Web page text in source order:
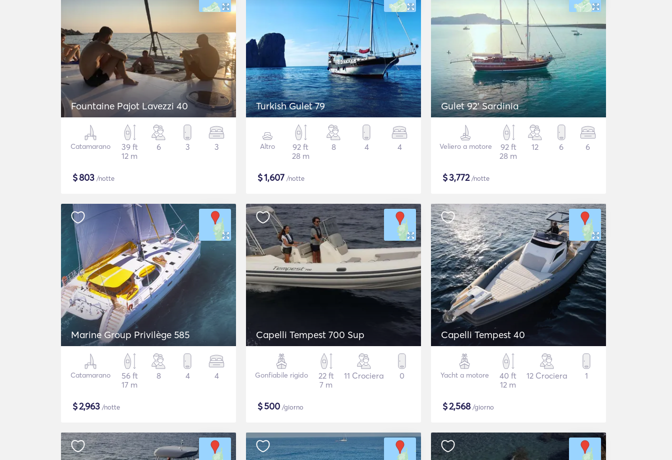
Fountaine Pajot Lavezzi 40
Catamarano
39 ft
12 m
6 3 3
$803 /notte
Turkish Gulet 79
Altro
92 ft
28 m
8 4 4
$1,607 /notte
Gulet 92' Sardinia
Veliero a motore
92 ft
28 m
12 6 6
$3,772/notte
Marine Group Privilège 585
Catamarano
56 ft
17 m
8 4 4
$2,963 /notte
Capelli Tempest 700 Sup
Gonfiabile rigido
22 ft
7 m
11 Crociera 0
$500 /giorno
Capelli Tempest 40
Yacht a motore
40 ft
12 m
12 Crociera 1
$2,568/giorno